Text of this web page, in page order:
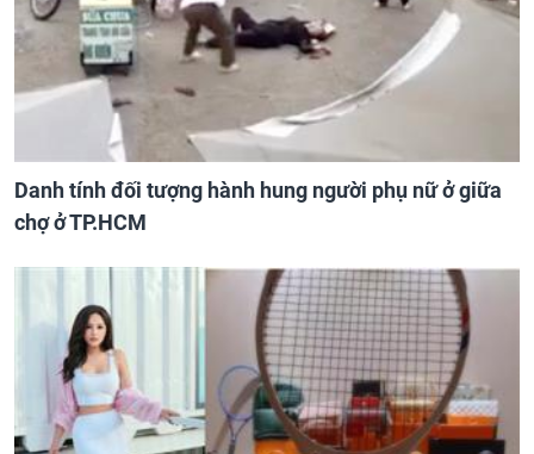
Danh tính đối tượng hành hung người phụ nữ ở giữa
chợ ở TP.HCM